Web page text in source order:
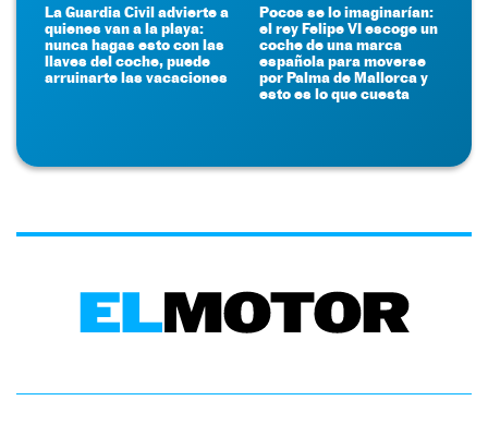
La Guardia Civil advierte a
quienes van a la playa:
nunca hagas esto con las
llaves del coche, puede
arruinarte las vacaciones
Pocos se lo imaginarían:
el rey Felipe VI escoge un
coche de una marca
española para moverse
por Palma de Mallorca y
esto es lo que cuesta